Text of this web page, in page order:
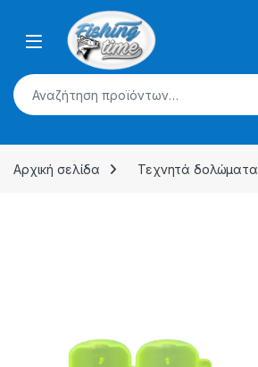
Skip to navigation
Αναζήτηση για:
Αρχική σελίδα Τεχνητά δολώματα